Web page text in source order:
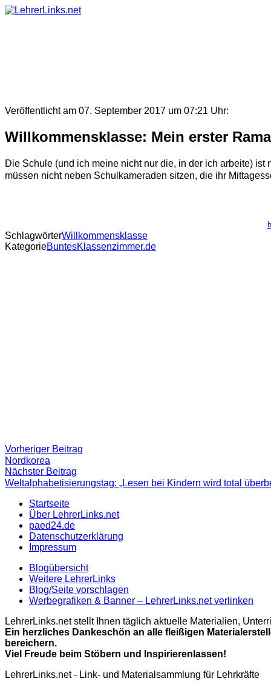
Skip
Veröffentlicht am 07. September 2017 um 07:21 Uhr:
Willkommensklasse: Mein erster
Die Schule (und ich meine nicht nur die, in der ich arbeite)
müssen nicht neben Schulkameraden sitzen, die ihr
SchlagwörterWillkommensklasse
KategorieBuntesKlassenzimmer.de
Beitragsnavigation
Vorheriger Beitrag
Nordkorea
Nächster Beitrag
Beitrag
Weltalphabetisierungstag: „Lesen bei Kindern wird total
Startseite
Über LehrerLinks.net
paed24.de
Datenschutzerklärung
Impressum
Blogübersicht
Weitere LehrerLinks
Blog/Seite vorschlagen
Werbegrafiken & Banner – LehrerLinks.net verlinken
LehrerLinks.net stellt Ihnen täglich aktuelle Materialien,
Ein herzliches Dankeschön an alle fleißigen
bereichern.
Viel Freude beim Stöbern und Inspirierenlassen!
LehrerLinks.net - Link- und Materialsammlung für Lehrkräfte